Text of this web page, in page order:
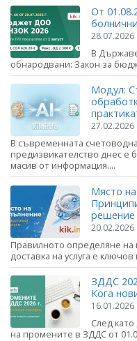
От
болнични
28.07.2026
В
обнародвани: Закон за
Модул:
27.02.2026
В съвременната
предизвикателство днес е
масив от информация....
Място
решение
20.02.2026
Правилното определяне
доставка на услуга е
ЗДДС
Кога
16.01.2026
След
на промените в ЗДДС от